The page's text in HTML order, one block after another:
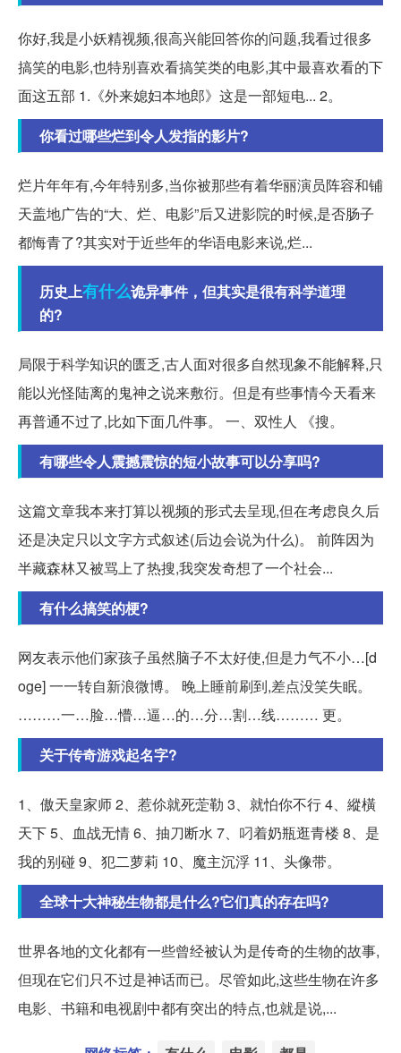
你好,我是小妖精视频,很高兴能回答你的问题,我看过很多
搞笑的电影,也特别喜欢看搞笑类的电影,其中最喜欢看的下
面这五部 1.《外来媳妇本地郎》这是一部短电... 2。
你看过哪些烂到令人发指的影片?
烂片年年有,今年特别多,当你被那些有着华丽演员阵容和铺
天盖地广告的“大、烂、电影”后又进影院的时候,是否肠子
都悔青了?其实对于近些年的华语电影来说,烂...
历史上有什么诡异事件，但其实是很有科学道理
的?
局限于科学知识的匮乏,古人面对很多自然现象不能解释,只
能以光怪陆离的鬼神之说来敷衍。但是有些事情今天看来
再普通不过了,比如下面几件事。 一、双性人 《搜。
有哪些令人震撼震惊的短小故事可以分享吗?
这篇文章我本来打算以视频的形式去呈现,但在考虑良久后
还是决定只以文字方式叙述(后边会说为什么)。 前阵因为
半藏森林又被骂上了热搜,我突发奇想了一个社会...
有什么搞笑的梗?
网友表示他们家孩子虽然脑子不太好使,但是力气不小…[d
oge] 一一转自新浪微博。 晚上睡前刷到,差点没笑失眠。
………一…脸…懵…逼…的…分…割…线……… 更。
关于传奇游戏起名字?
1、傲天皇家师 2、惹伱就死萣勒 3、就怕你不行 4、縱橫
天下 5、血战无情 6、抽刀断水 7、叼着奶瓶逛青楼 8、是
我的别碰 9、犯二萝莉 10、魔主沉浮 11、头像带。
全球十大神秘生物都是什么?它们真的存在吗?
世界各地的文化都有一些曾经被认为是传奇的生物的故事,
但现在它们只不过是神话而已。尽管如此,这些生物在许多
电影、书籍和电视剧中都有突出的特点,也就是说,...